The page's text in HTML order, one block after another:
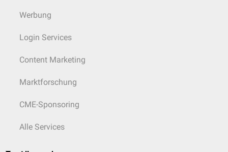
Werbung
Login Services
Content Marketing
Marktforschung
CME-Sponsoring
Alle Services